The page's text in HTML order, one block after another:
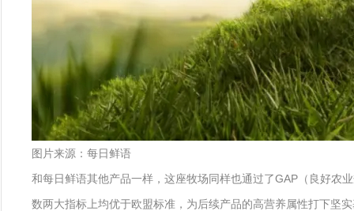
图片来源：每日鲜语
和每日鲜语其他产品一样，这座牧场同样也通过了GAP（良好农
数两大指标上均优于欧盟标准，为后续产品的高营养属性打下坚